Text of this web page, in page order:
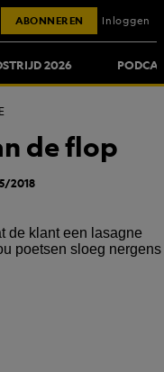
2026
ABONNEREN Inloggen
de flop
2018